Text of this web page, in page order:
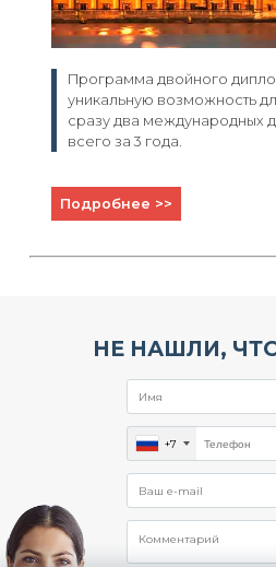
Программа двойного
уникальную возможность
сразу два международных
всего за 3 года.
Подробнее >>
НЕ НАШЛИ,
+7